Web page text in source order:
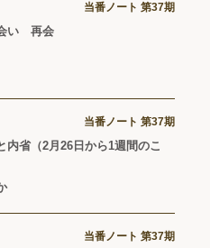
当番ノート 第37期
い 再会
当番ノート 第37期
内省（2月26日から1週間のこ
当番ノート 第37期